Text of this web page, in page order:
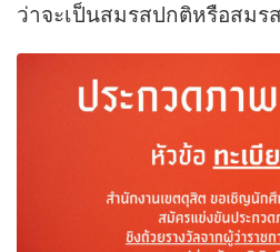
ว่าจะเป็นสมรสปกติหรือสมร